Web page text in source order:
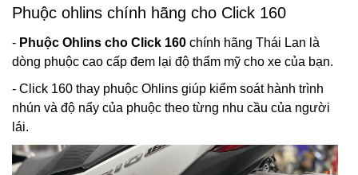
Phuộc ohlins chính hãng cho Click 160
- Phuộc Ohlins cho Click 160 chính hãng Thái Lan là
dòng phuộc cao cấp đem lại độ thẩm mỹ cho xe của bạn.
- Click 160 thay phuộc Ohlins giúp kiểm soát hành trình
nhún và độ nẩy của phuộc theo từng nhu cầu của người
lái.